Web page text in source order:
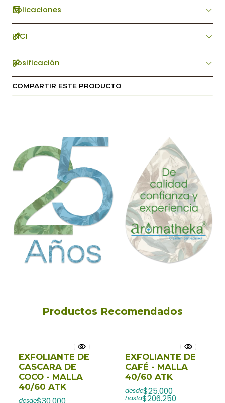
Aplicaciones
INCI
Dosificación
COMPARTIR ESTE PRODUCTO
Productos Recomendados
EXFOLIANTE DE
CASCARA DE
COCO - MALLA
40/60 ATK
desde
EXFOLIANTE DE
CAFÉ - MALLA
40/60 ATK
desde$25.000
hasta$206.250